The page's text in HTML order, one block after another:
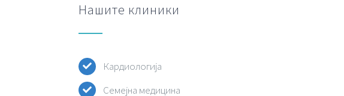
Нашите клиники
Кардиологија
Семејна медицина